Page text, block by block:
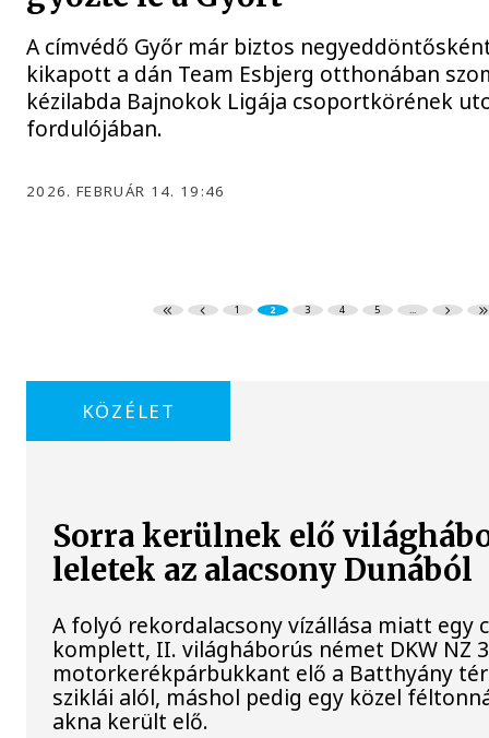
A címvédő Győr már biztos
kikapott a dán Team Esbjerg otthonában
kézilabda Bajnokok Ligája csoportkörének
fordulójában.
2026. FEBRUÁR 14. 19:46
1 2 3 4 5 ...
KÖZÉLET
Sorra kerülnek elő
leletek az alacsony Dunából
A folyó rekordalacsony vízállása miatt egy
komplett, II. világháborús német DKW NZ
motorkerékpárbukkant elő a Batthyány
sziklái alól, máshol pedig egy közel
akna került elő.